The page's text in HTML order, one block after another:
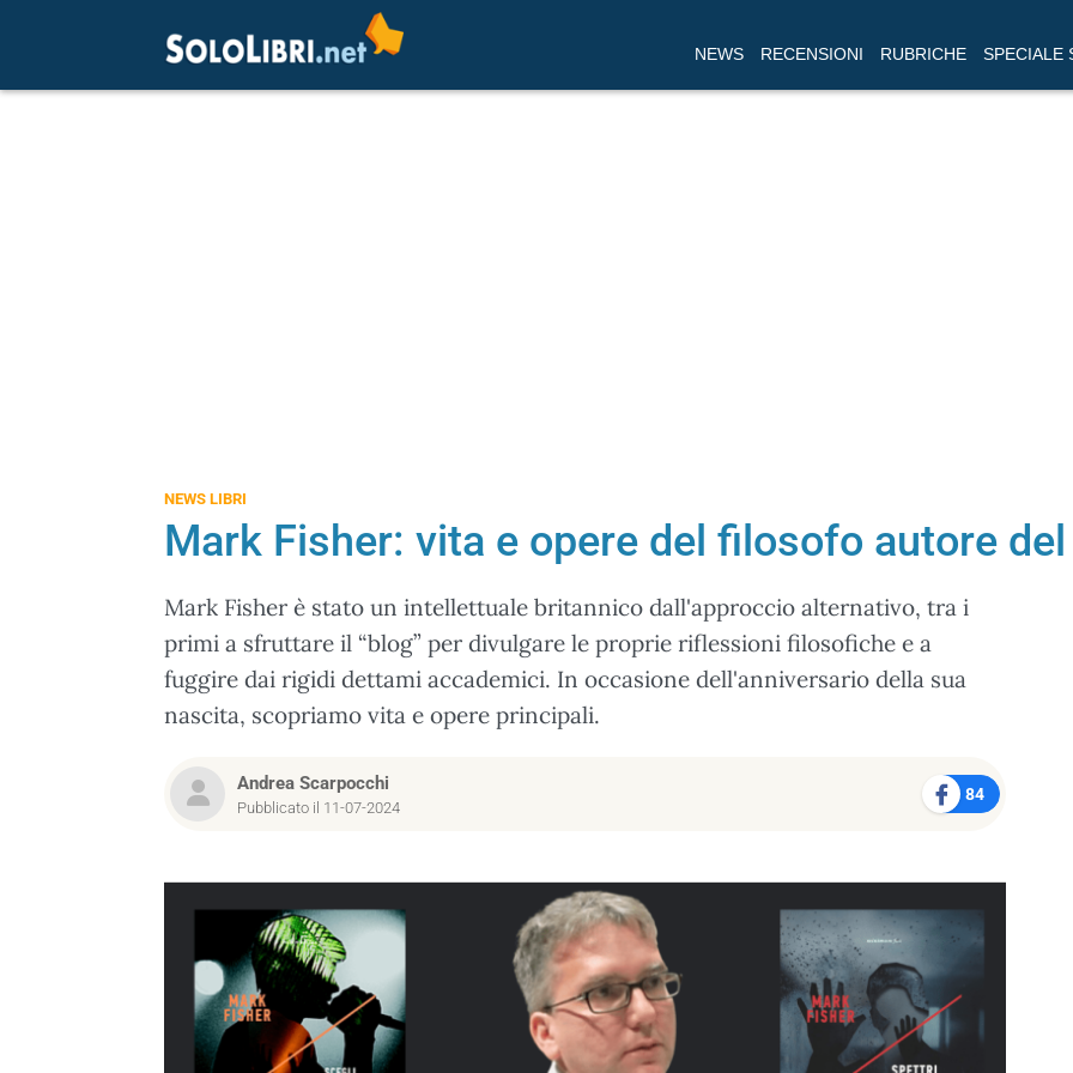
NEWS RECENSIONI RUBRICHE SPECIALE
NEWS LIBRI
Mark Fisher: vita e opere del filosofo autore
Mark Fisher è stato un intellettuale britannico dall'approccio alternativo, tra i
primi a sfruttare il “blog” per divulgare le proprie riflessioni filosofiche e a
fuggire dai rigidi dettami accademici. In occasione dell'anniversario della sua
nascita, scopriamo vita e opere principali.
Andrea Scarpocchi
Pubblicato il 11-07-2024
84